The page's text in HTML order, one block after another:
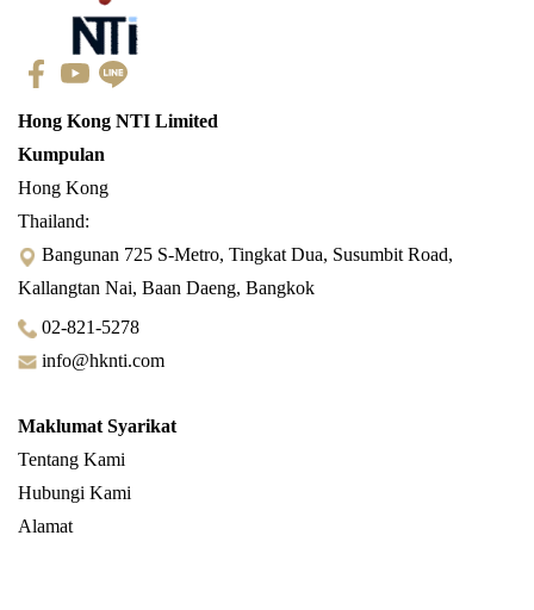
Hong Kong NTI Limited
Kumpulan
Hong Kong
Thailand:
Bangunan 725 S-Metro, Tingkat Dua, Susumbit Road,
Kallangtan Nai, Baan Daeng, Bangkok
02-821-5278
info@hknti.com
Maklumat Syarikat
Tentang Kami
Hubungi Kami
Alamat